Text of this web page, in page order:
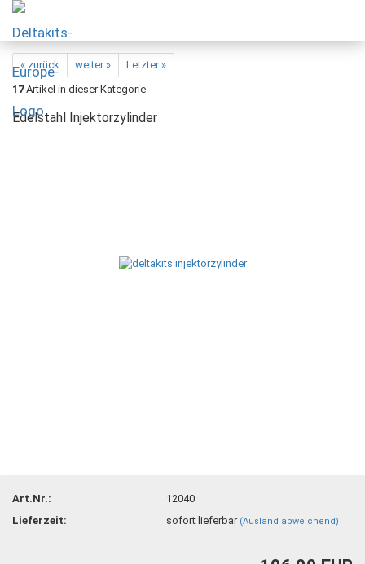
« zurück weiter »
Letzter »
17Artikel in dieser Kategorie
Edelstahl Injektorzylinder
Art.Nr.:
12040
Lieferzeit:
sofort lieferbar (Ausland abweichend)